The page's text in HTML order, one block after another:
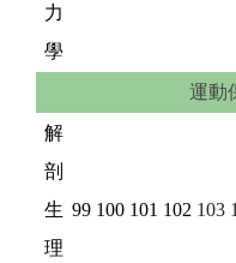
力
學
運動
解
剖
生
理
99 100 101 102 103